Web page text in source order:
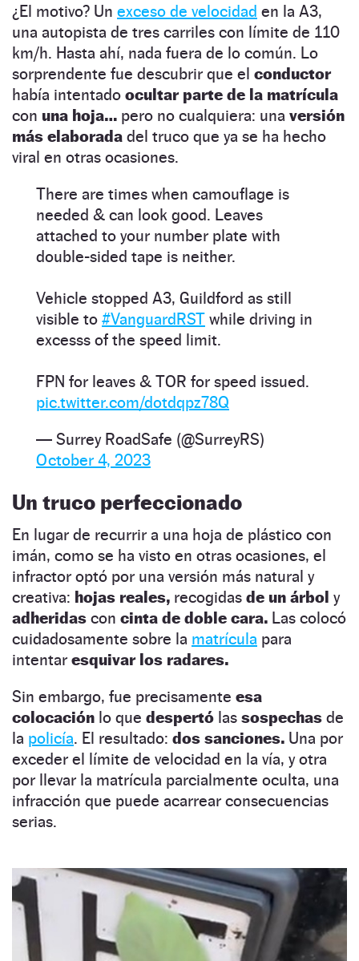
¿El motivo? Un exceso de velocidad en la A3,
una autopista de tres carriles con límite de 110
km/h. Hasta ahí, nada fuera de lo común. Lo
sorprendente fue descubrir que el conductor
había intentado ocultar parte de la matrícula
con una hoja… pero no cualquiera: una versión
más elaborada del truco que ya se ha hecho
viral en otras ocasiones.
There are times when camouflage is
needed & can look good. Leaves
attached to your number plate with
double-sided tape is neither.
Vehicle stopped A3, Guildford as still
visible to #VanguardRST while driving in
excesss of the speed limit.
FPN for leaves & TOR for speed issued.
pic.twitter.com/dotdqpz78Q
— Surrey RoadSafe (@SurreyRS)
October 4, 2023
Un truco perfeccionado
En lugar de recurrir a una hoja de plástico con
imán, como se ha visto en otras ocasiones, el
infractor optó por una versión más natural y
creativa: hojas reales, recogidas de un árbol y
adheridas con cinta de doble cara. Las colocó
cuidadosamente sobre la matrícula para
intentar esquivar los radares.
Sin embargo, fue precisamente esa
colocación lo que despertó las sospechas de
la policía. El resultado: dos sanciones. Una por
exceder el límite de velocidad en la vía, y otra
por llevar la matrícula parcialmente oculta, una
infracción que puede acarrear consecuencias
serias.